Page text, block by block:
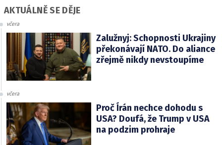
AKTUÁLNĚ SE DĚJE
včera
Zalužnyj: Schopnosti Ukrajiny
překonávají NATO. Do aliance
zřejmě nikdy nevstoupíme
včera
Proč Írán nechce dohodu s
USA? Doufá, že Trump v USA
na podzim prohraje